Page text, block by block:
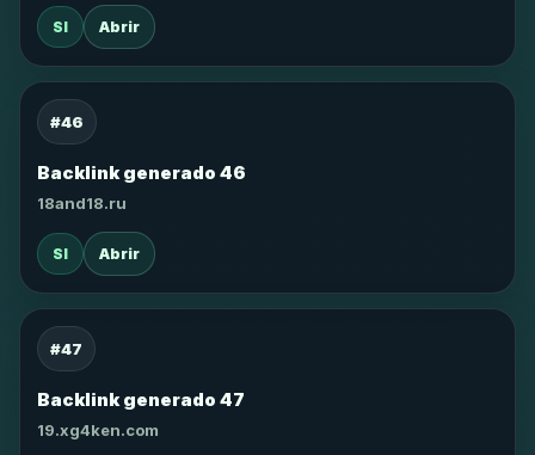
SI Abrir
#46
Backlink generado 46
18and18.ru
SI Abrir
#47
Backlink generado 47
19.xg4ken.com